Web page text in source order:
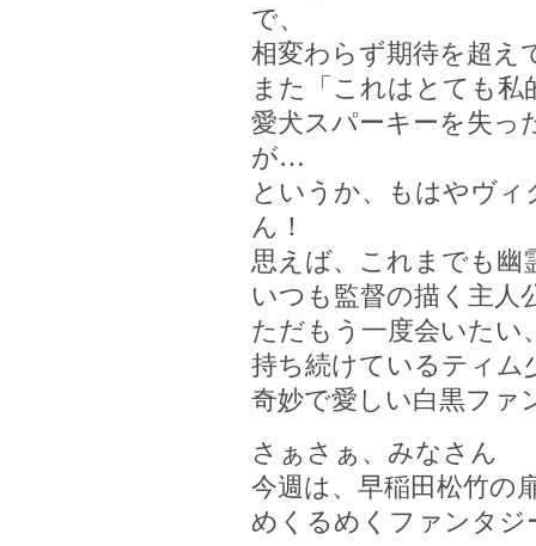
で、
相変わらず期待を超え
また「これはとても
愛犬スパーキーを失っ
が…
というか、もはやヴ
ん！
思えば、これまでも幽
いつも監督の描く主
ただもう一度会いたい
持ち続けているティム
奇妙で愛しい白黒ファ
さぁさぁ、みなさん
今週は、早稲田松竹の
めくるめくファンタ